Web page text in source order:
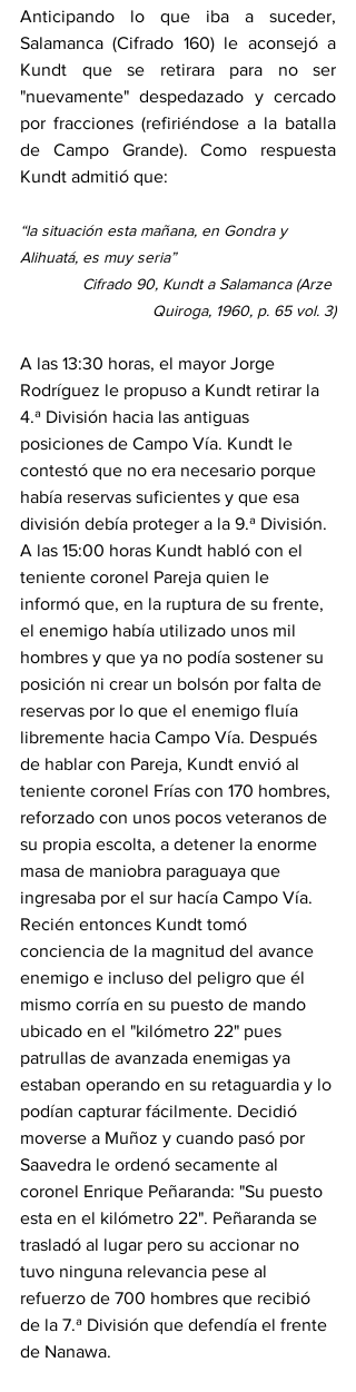
Anticipando lo que iba a suceder,
Salamanca (Cifrado 160) le aconsejó a
Kundt que se retirara para no ser
"nuevamente" despedazado y cercado
por fracciones (refiriéndose a la batalla
de Campo Grande). Como respuesta
Kundt admitió que:
“la situación esta mañana, en Gondra y
Alihuatá, es muy seria”
Cifrado 90, Kundt a Salamanca (Arze
Quiroga, 1960, p. 65 vol. 3)
A las 13:30 horas, el mayor Jorge
Rodríguez le propuso a Kundt retirar la
4.ª División hacia las antiguas
posiciones de Campo Vía. Kundt le
contestó que no era necesario porque
había reservas suficientes y que esa
división debía proteger a la 9.ª División.
A las 15:00 horas Kundt habló con el
teniente coronel Pareja quien le
informó que, en la ruptura de su frente,
el enemigo había utilizado unos mil
hombres y que ya no podía sostener su
posición ni crear un bolsón por falta de
reservas por lo que el enemigo fluía
libremente hacia Campo Vía. Después
de hablar con Pareja, Kundt envió al
teniente coronel Frías con 170 hombres,
reforzado con unos pocos veteranos de
su propia escolta, a detener la enorme
masa de maniobra paraguaya que
ingresaba por el sur hacía Campo Vía.
Recién entonces Kundt tomó
conciencia de la magnitud del avance
enemigo e incluso del peligro que él
mismo corría en su puesto de mando
ubicado en el "kilómetro 22" pues
patrullas de avanzada enemigas ya
estaban operando en su retaguardia y lo
podían capturar fácilmente. Decidió
moverse a Muñoz y cuando pasó por
Saavedra le ordenó secamente al
coronel Enrique Peñaranda: "Su puesto
esta en el kilómetro 22".​ Peñaranda se
trasladó al lugar pero su accionar no
tuvo ninguna relevancia pese al
refuerzo de 700 hombres que recibió
de la 7.ª División que defendía el frente
de Nanawa.